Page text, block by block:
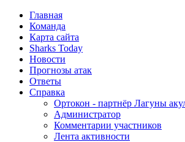
Главная
Команда
Карта сайта
Sharks Today
Новости
Прогнозы атак
Ответы
Справка
Ортокон - партнёр Лагуны
Администратор
Комментарии участников
Лента активности